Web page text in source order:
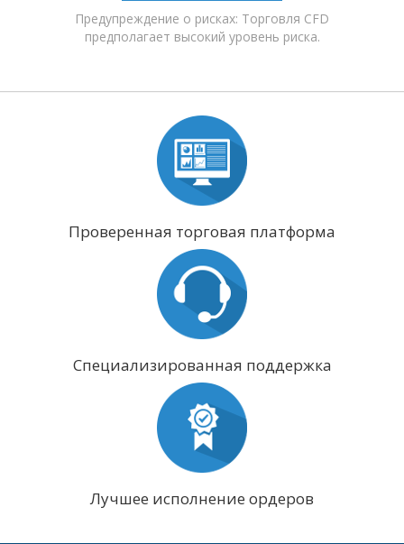
Предупреждение о рисках: Торговля CFD
предполагает высокий уровень риска.
Проверенная торговая платформа
Специализированная поддержка
Лучшее исполнение ордеров